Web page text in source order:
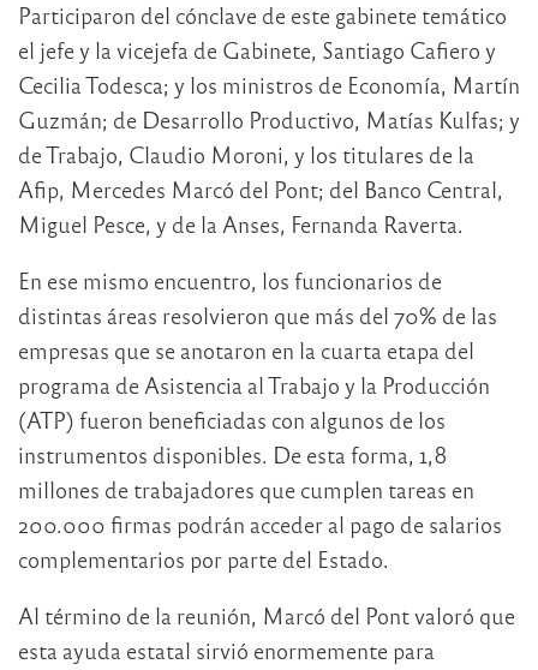
Participaron del cónclave de este gabinete temático
el jefe y la vicejefa de Gabinete, Santiago Cafiero y
Cecilia Todesca; y los ministros de Economía, Martín
Guzmán; de Desarrollo Productivo, Matías Kulfas; y
de Trabajo, Claudio Moroni, y los titulares de la
Afip, Mercedes Marcó del Pont; del Banco Central,
Miguel Pesce, y de la Anses, Fernanda Raverta.
En ese mismo encuentro, los funcionarios de
distintas áreas resolvieron que más del 70% de las
empresas que se anotaron en la cuarta etapa del
programa de Asistencia al Trabajo y la Producción
(ATP) fueron beneficiadas con algunos de los
instrumentos disponibles. De esta forma, 1,8
millones de trabajadores que cumplen tareas en
200.000 firmas podrán acceder al pago de salarios
complementarios por parte del Estado.
Al término de la reunión, Marcó del Pont valoró que
esta ayuda estatal sirvió enormemente para